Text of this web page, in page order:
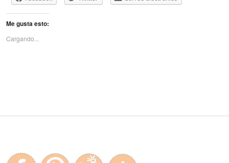
Me gusta esto:
Cargando...